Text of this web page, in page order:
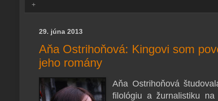
+
29. júna 2013
Aňa Ostrihoňová: Kingovi som
jeho romány
Aňa Ostrihoňová
filológiu a žurnalistiku